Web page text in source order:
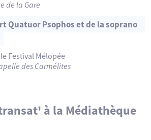
de la Gare
Quatuor Psophos et de la soprano
Festival Mélopée
des Carmélites
à la Médiathèque